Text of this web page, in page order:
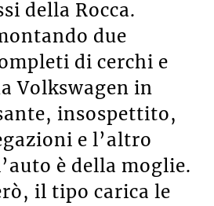
della Rocca.
due
di cerchi e
Volkswagen in
insospettito,
e l’altro
è della moglie.
il tipo carica le